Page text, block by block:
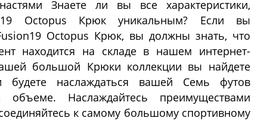
Знаете ли вы все характеристики,
Octopus Крюк уникальным? Если вы
Octopus Крюк, вы должны знать, что
находится на складе в нашем интернет-
большой Крюки коллекции вы найдете
наслаждаться вашей Семь футов
Наслаждайтесь преимуществами
к самому большому спортивному